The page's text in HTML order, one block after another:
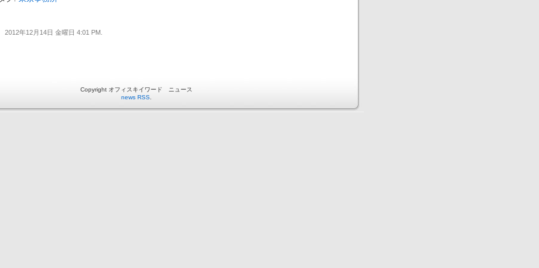
2012年12月14日 金曜日 4:01 PM.
Copyright オフィスキイワード ニュース
news RSS.